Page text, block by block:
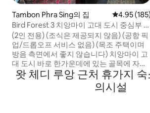
Tambon Phra Sing의 집 평점 4.95
4.95
Bird Forest 3 치앙마이 고대 도시 중심부 골
동품 자몽나무 집(치앙마이 주요 명소까지
도보 10분)
(2인 전용) (조식은 제공되지 않음) (공항 픽
업/드롭오프 서비스 없음) (목조 주택이며
방음 측면에서 좋지 않습니다) 치앙마이 고
대 도시 바로 한가운데에 있는 골목에 자리
잡고 있습니다.구시가지의 주요 관광지, 레
스토랑, 카페, 야시장까지 도보로 10분.(예:
체디롱 사원까지 도보 10분, 새터데이 나이
왓 체디 루앙 근처 휴가지
의시설